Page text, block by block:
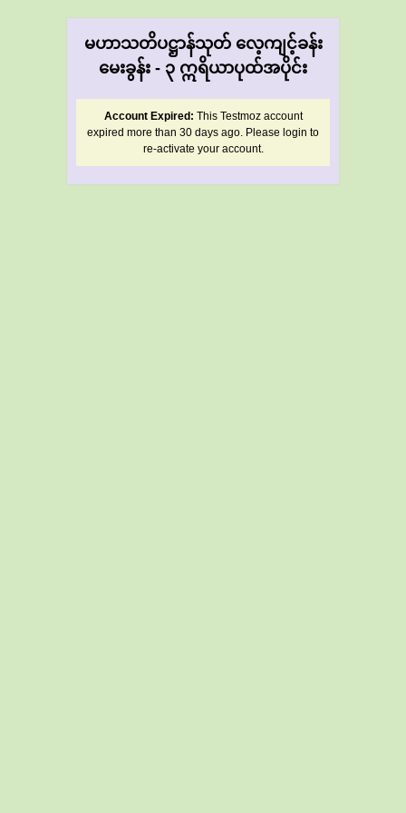
မဟာသတိပဋ္ဌာန်သုတ် လေ့ကျင့်ခန်း
မေးခွန်း - ၃ ဣရိယာပုထ်အပိုင်း
Account Expired: This Testmoz account
expired more than 30 days ago. Please login to
re-activate your account.